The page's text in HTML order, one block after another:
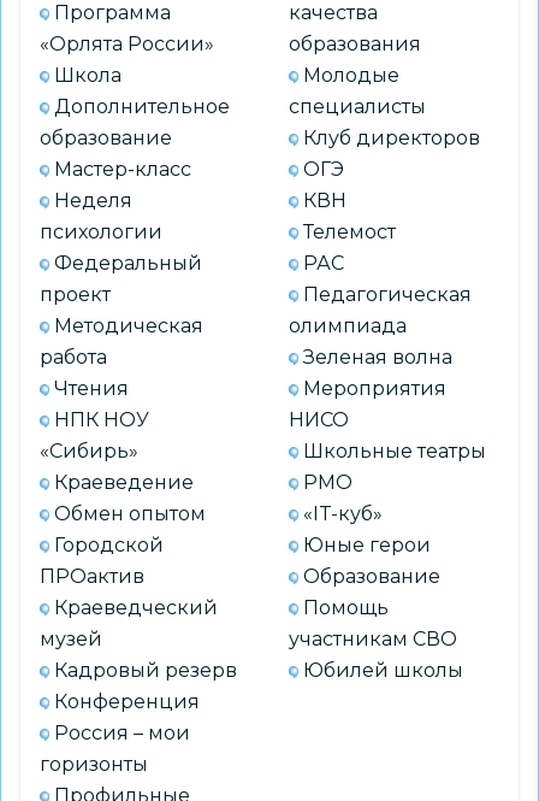
Программа
«Орлята России»
Школа
Дополнительное
образование
Мастер-класс
Неделя
психологии
Федеральный
проект
Методическая
работа
Чтения
НПК НОУ
«Сибирь»
Краеведение
Обмен опытом
Городской
ПРОактив
Краеведческий
музей
Кадровый резерв
Конференция
Россия – мои
горизонты
Профильные
качества
образования
Молодые
специалисты
Клуб директоров
ОГЭ
КВН
Телемост
РАС
Педагогическая
олимпиада
Зеленая волна
Мероприятия
НИСО
Школьные театры
РМО
«IT-куб»
Юные герои
Образование
Помощь
участникам СВО
Юбилей школы